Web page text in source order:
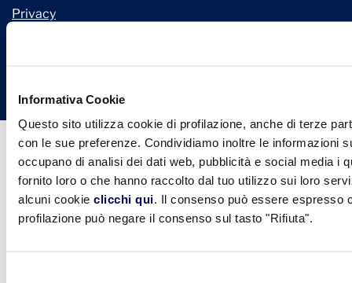
Informativa Cookie
Questo sito utilizza cookie di profilazione, anche di terze
con le sue preferenze. Condividiamo inoltre le informazioni
occupano di analisi dei dati web, pubblicità e social media i
fornito loro o che hanno raccolto dal tuo utilizzo sui loro
alcuni cookie clicchi qui. Il consenso può essere espresso
profilazione può negare il consenso sul tasto "Rifiuta".
Privacy